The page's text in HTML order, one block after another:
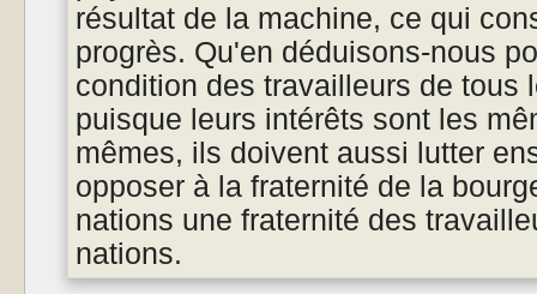
résultat de la machine, ce qui
progrès. Qu'en déduisons-nous
condition des travailleurs de tous
puisque leurs intérêts sont les
mêmes, ils doivent aussi lutter
opposer à la fraternité de la
nations une fraternité des
nations.